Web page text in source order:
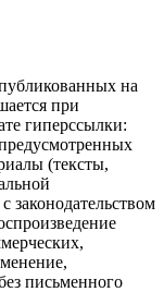
на
при
гиперссылки:
(тексты,
законодательством
письменного